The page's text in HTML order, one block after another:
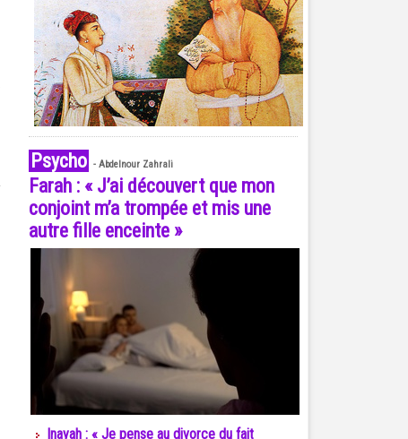
Psycho - Abdelnour Zahrali
Farah : « J’ai découvert que mon
conjoint m’a trompée et mis une
autre fille enceinte »
Inayah : « Je pense au divorce du fait